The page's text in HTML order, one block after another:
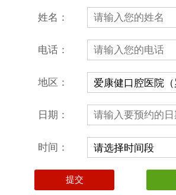
营业时间：9:00-18:00
（节假日照常上班）
微信线上预约：aikangjian1995
微信小程序：爱康健齿科
本网站信息仅供参考，不作为诊疗及医疗根据
深圳爱康健口腔医院版权所有 粤ICP备12058131号-2
粤(B)广[2026]第07-22-878号
姓名：
电话：
地区：
日期：
时间：